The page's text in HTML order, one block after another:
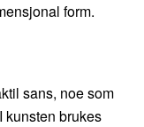
form.
sans, noe som
kunsten brukes